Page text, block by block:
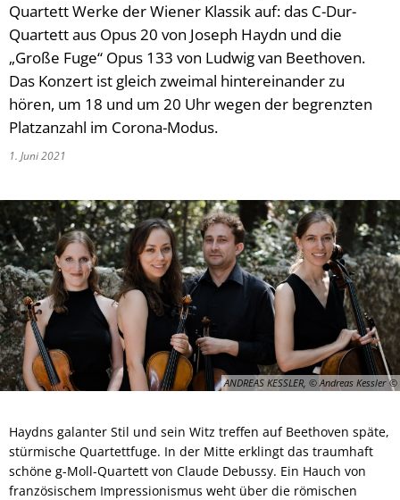
Quartett Werke der Wiener Klassik auf: das C-Dur-
Quartett aus Opus 20 von Joseph Haydn und die
„Große Fuge“ Opus 133 von Ludwig van Beethoven.
Das Konzert ist gleich zweimal hintereinander zu
hören, um 18 und um 20 Uhr wegen der begrenzten
Platzanzahl im Corona-Modus.
1. Juni 2021
ANDREAS KESSLER, © Andreas Kessler
Haydns galanter Stil und sein Witz treffen auf Beethoven späte,
stürmische Quartettfuge. In der Mitte erklingt das traumhaft
schöne g-Moll-Quartett von Claude Debussy. Ein Hauch von
französischem Impressionismus weht über die römischen